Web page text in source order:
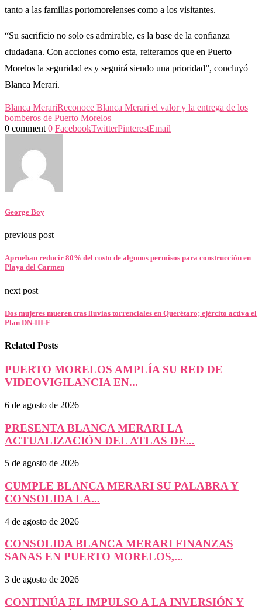
tanto a las familias portomorelenses como a los visitantes.
“Su sacrificio no solo es admirable, es la base de la confianza
ciudadana. Con acciones como esta, reiteramos que en Puerto
Morelos la seguridad es y seguirá siendo una prioridad”, concluyó
Blanca Merari.
Blanca MerariReconoce Blanca Merari el valor y la entrega de los
bomberos de Puerto Morelos
0 comment 0 FacebookTwitterPinterestEmail
George Boy
previous post
Aprueban reducir 80% del costo de algunos permisos para construcción en
Playa del Carmen
next post
Dos mujeres mueren tras lluvias torrenciales en Querétaro; ejército activa el
Plan DN-III-E
Related Posts
PUERTO MORELOS AMPLÍA SU RED DE
VIDEOVIGILANCIA EN...
6 de agosto de 2026
PRESENTA BLANCA MERARI LA
ACTUALIZACIÓN DEL ATLAS DE...
5 de agosto de 2026
CUMPLE BLANCA MERARI SU PALABRA Y
CONSOLIDA LA...
4 de agosto de 2026
CONSOLIDA BLANCA MERARI FINANZAS
SANAS EN PUERTO MORELOS,...
3 de agosto de 2026
CONTINÚA EL IMPULSO A LA INVERSIÓN Y